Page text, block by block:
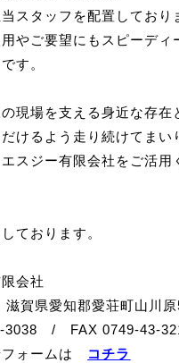
スタッフを配置しており
やご要望にもスピーディ
す。
現場を支える身近な存在
けるよう走り続けてまい
スジー有限会社をご活用
ております。
会社
賀県愛知郡愛荘町山川原
3038 / FAX 0749-43-
フォームは コチラ